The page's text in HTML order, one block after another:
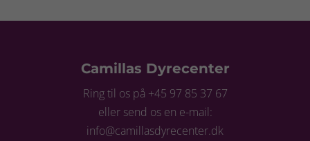
Camillas Dyrecenter
Ring til os på +45 97 85 37 67
eller send os en e-mail:
info@camillasdyrecenter.dk